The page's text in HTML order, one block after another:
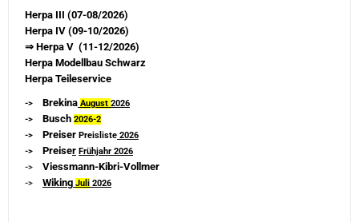
Herpa III (07-08/2026)
Herpa IV (09-10/2026)
⇒ Herpa V (11-12/2026)
Herpa Modellbau Schwarz
Herpa Teileservice
-> Brekina August 2026
-> Busch 2026-2
-> Preiser Preisliste 2026
-> Preiser Frühjahr 2026
-> Viessmann-Kibri-Vollmer
-> Wiking Juli 2026